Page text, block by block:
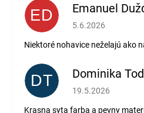
ED Emanuel
Hodnotenie
5.6.2026
Niektoré nohavice neželajú ako
DT Dominika
Hodnotenie
19.5.2026
Krasna syta farba a pevny